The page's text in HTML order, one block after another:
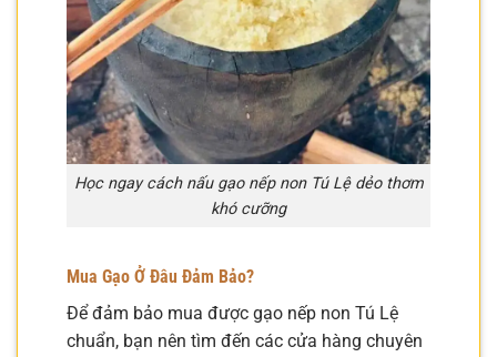
Học ngay cách nấu gạo nếp non Tú Lệ dẻo thơm
khó cưỡng
Mua Gạo Ở Đâu Đảm Bảo?
Để đảm bảo mua được gạo nếp non Tú Lệ
chuẩn, bạn nên tìm đến các cửa hàng chuyên